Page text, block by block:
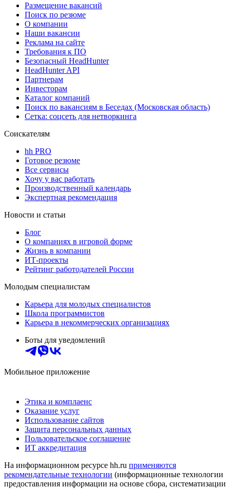
Размещение вакансий
Поиск по резюме
О компании
Наши вакансии
Реклама на сайте
Требования к ПО
Безопасный HeadHunter
HeadHunter API
Партнерам
Инвесторам
Каталог компаний
Поиск по вакансиям в Беседах (Московская область)
Сетка: соцсеть для нетворкинга
Соискателям
hh PRO
Готовое резюме
Все сервисы
Хочу у вас работать
Производственный календарь
Экспертная рекомендация
Новости и статьи
Блог
О компаниях в игровой форме
Жизнь в компании
ИТ-проекты
Рейтинг работодателей России
Молодым специалистам
Карьера для молодых специалистов
Школа программистов
Карьера в некоммерческих организациях
Боты для уведомлений
Мобильное приложение
Этика и комплаенс
Оказание услуг
Использование сайтов
Защита персональных данных
Пользовательское соглашение
ИТ аккредитация
На информационном ресурсе hh.ru применяются
рекомендательные технологии (информационные технологии
предоставления информации на основе сбора, систематизации